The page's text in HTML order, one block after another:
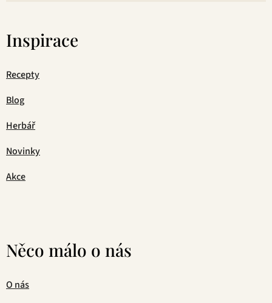
Inspirace
Recepty
Blog
Herbář
Novinky
Akce
Něco málo o nás
O nás